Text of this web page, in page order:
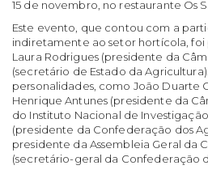
15 de novembro, no restaurante Os
Este evento, que contou com a
indiretamente ao setor hortícola,
Laura Rodrigues (presidente da
(secretário de Estado da
personalidades, como João Duarte
Henrique Antunes (presidente da
do Instituto Nacional de
(presidente da Confederação dos
presidente da Assembleia Geral da
(secretário-geral da Confederação